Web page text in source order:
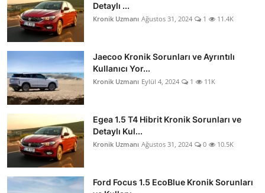
Detaylı ...
Kronik Uzmanı Ağustos 31, 2024 1 11.4K
Jaecoo Kronik Sorunları ve Ayrıntılı
Kullanıcı Yor...
Kronik Uzmanı Eylül 4, 2024 1 11K
Egea 1.5 T4 Hibrit Kronik Sorunları ve
Detaylı Kul...
Kronik Uzmanı Ağustos 31, 2024 0 10.5K
Ford Focus 1.5 EcoBlue Kronik Sorunları